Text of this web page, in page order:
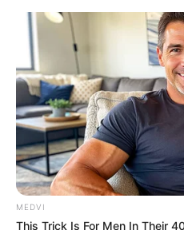
'The OC' Cast Then And
Years Later?
BRAINBERRIES
MEDVI
This Trick Is For Men In Their